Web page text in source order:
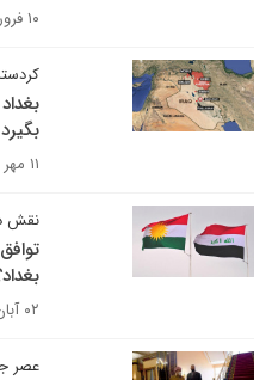
۱۰ فروردین ۱۴۰۱
بگیرد
۱۱ مهر ۱۴۰۰
نقش
۰۲ آبان ۱۳۹۹
عصر